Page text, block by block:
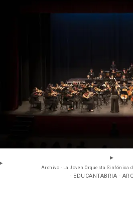
Archivo - La Joven Orquesta Sinfónica
- EDUCANTABRIA -